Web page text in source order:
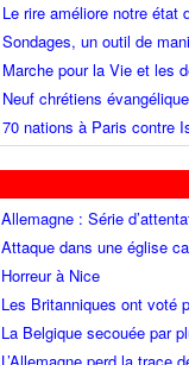
Le rire améliore notre état
Sondages, un outil de
Marche pour la Vie et les
Neuf chrétiens
70 nations à Paris contre
Allemagne : Série
Attaque dans une église
Horreur à Nice
Les Britanniques ont voté
La Belgique secouée par